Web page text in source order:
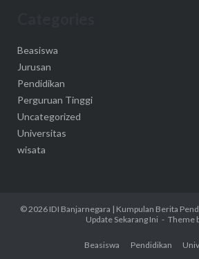
Beasiswa
Jurusan
Pendidikan
Perguruan Tinggi
Uncategorized
Universitas
wisata
© 2026 IDI Banjarnegara | Kumpulan Berita
Update Sekarang Ini
Theme
Beasiswa Pendidikan